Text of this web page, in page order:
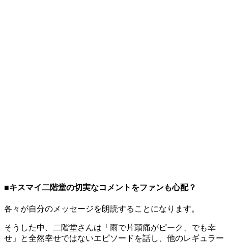
■キスマイ二階堂の切実なコメントをファンも心配？
各々が自分のメッセージを朗読することになります。
そうした中、二階堂さんは「雨で片頭痛がピーク、でも幸
せ」と全然幸せではないエピソードを話し、他のレギュラー